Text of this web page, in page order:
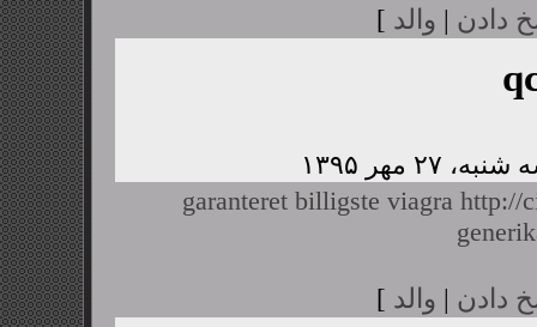
دادن | والد ]
garanteret billigste viagra http://
دادن | والد ]